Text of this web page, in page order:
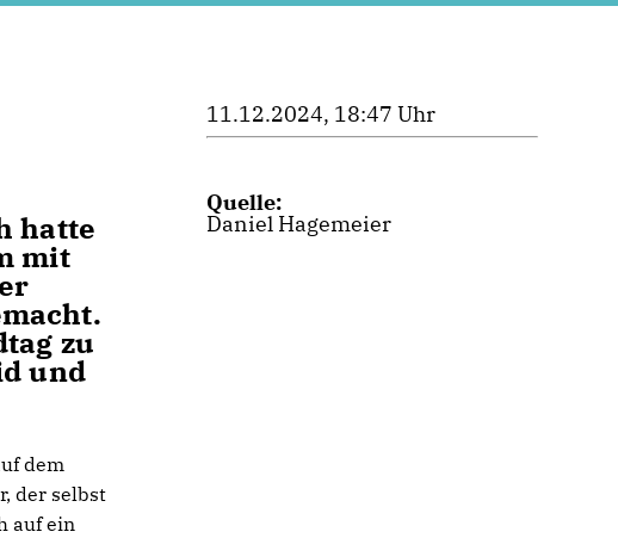
hatte
mit
zu
und
dem
der selbst
auf ein
11.12.2024, 18:47 Uhr
Quelle:
Daniel Hagemeier